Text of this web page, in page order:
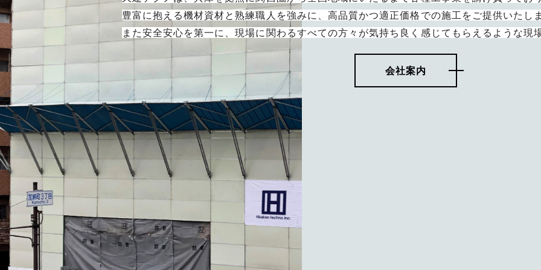
豊富に抱える機材資材と熟練職人を強みに、高品質かつ適正価格での施工をご提供いたし
また安全安心を第一に、現場に関わるすべての方々が気持ち良く感じてもらえるような現
会社案内